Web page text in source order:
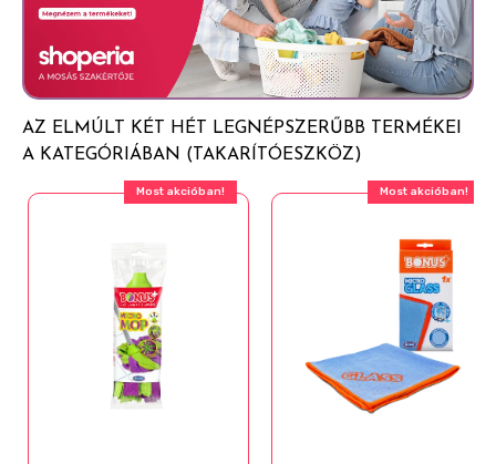
AZ ELMÚLT KÉT HÉT LEGNÉPSZERŰBB TERMÉKEI
A KATEGÓRIÁBAN (TAKARÍTÓESZKÖZ)
Most akcióban! Most akcióban!